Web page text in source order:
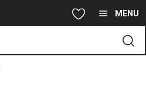
principale MENU